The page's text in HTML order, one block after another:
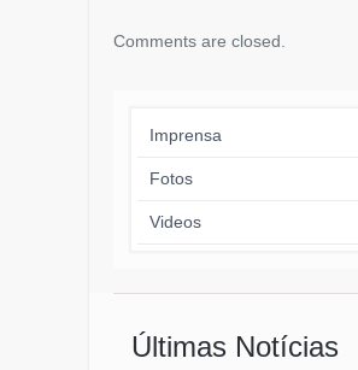
Comments are closed.
Imprensa
Fotos
Videos
Últimas Notícias